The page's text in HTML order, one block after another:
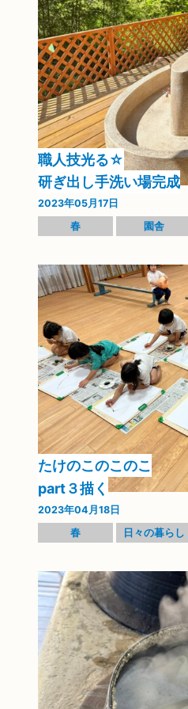
職人技光る☆
研ぎ出し手洗い場完成
2023年05月17日
春
園舎
たけのこのこのこ
part３描く
2023年04月18日
春
日々の暮らし